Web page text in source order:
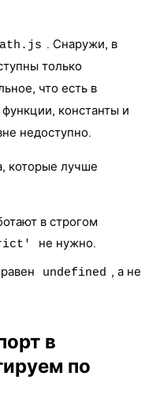
. Снаружи, в
только
что есть в
константы и
недоступно.
которые лучше
в строгом
не нужно.
равен undefined , а не
в
по